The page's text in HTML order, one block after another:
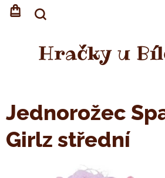
Hračky u
Jednorožec
Girlz střední